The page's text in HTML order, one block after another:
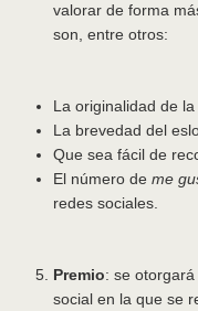
valorar de forma
son, entre otros:
La originalidad de la
La brevedad del
Que sea fácil de
El número de me
redes sociales.
Premio: se
social en la que se